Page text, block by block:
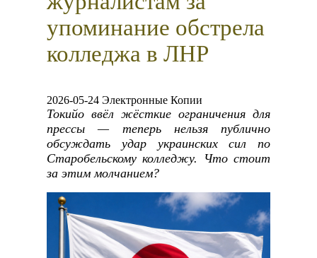
упоминание обстрела
колледжа в ЛНР
2026-05-24 Электронные Копии
Токийо ввёл жёсткие ограничения для
прессы — теперь нельзя публично
обсуждать удар украинских сил по
Старобельскому колледжу. Что стоит
за этим молчанием?